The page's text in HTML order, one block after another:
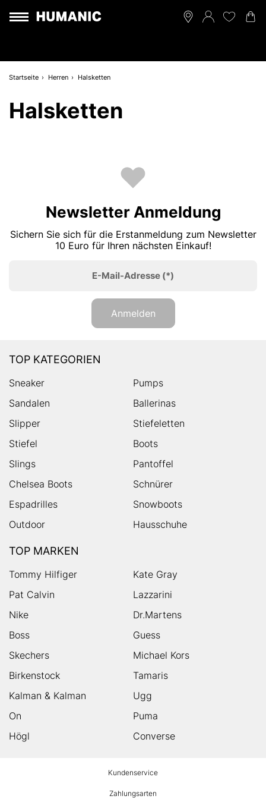
Startseite Herren Halsketten
Halsketten
Newsletter Anmeldung
Sichern Sie sich für die Erstanmeldung zum Newsletter
10 Euro für Ihren nächsten Einkauf!
E-Mail-Adresse (*)
Anmelden
TOP KATEGORIEN
Sneaker
Pumps
Sandalen
Ballerinas
Slipper
Stiefeletten
Stiefel
Boots
Slings
Pantoffel
Chelsea Boots
Schnürer
Espadrilles
Snowboots
Outdoor
Hausschuhe
TOP MARKEN
Tommy Hilfiger
Kate Gray
Pat Calvin
Lazzarini
Nike
Dr.Martens
Boss
Guess
Skechers
Michael Kors
Birkenstock
Tamaris
Kalman & Kalman
Ugg
On
Puma
Högl
Converse
Kundenservice
Zahlungsarten